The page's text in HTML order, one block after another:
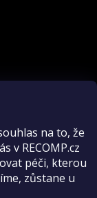
na to, že
v RECOMP.cz
péči, kterou
zůstane u